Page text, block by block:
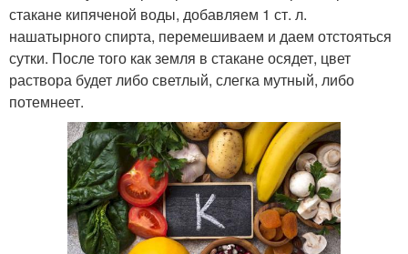
стакане кипяченой воды, добавляем 1 ст. л.
нашатырного спирта, перемешиваем и даем отстояться
сутки. После того как земля в стакане осядет, цвет
раствора будет либо светлый, слегка мутный, либо
потемнеет.